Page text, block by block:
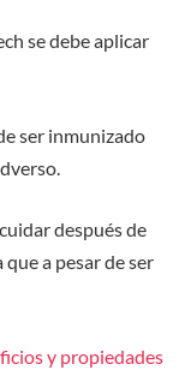
se debe aplicar
ser inmunizado
después de
a pesar de ser
y propiedades